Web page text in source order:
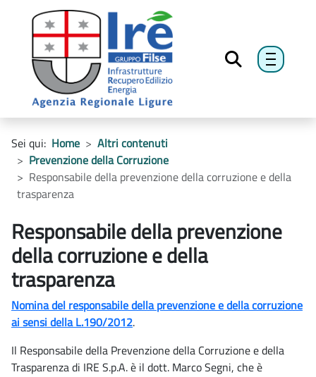
menu
Sei qui: Home
Altri contenuti
Prevenzione della Corruzione
Responsabile della prevenzione della corruzione e della
trasparenza
Responsabile della prevenzione
della corruzione e della
trasparenza
Nomina del responsabile della prevenzione e della corruzione
ai sensi della L.190/2012.
Il Responsabile della Prevenzione della Corruzione e della
Trasparenza di IRE S.p.A. è il dott. Marco Segni, che è